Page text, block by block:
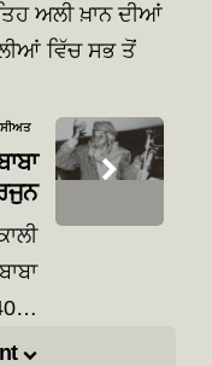
ਅਲੀ ਖ਼ਾਨ ਦੀਆਂ
ਵਿੱਚ ਸਭ ਤੋਂ